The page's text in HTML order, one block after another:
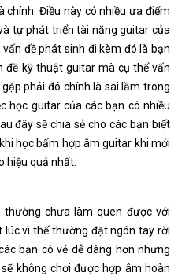
Điều này có nhiều ưa điểm
tự phát triển tài năng guitar của
đề phát sinh đi kèm đó là bạn
đề kỹ thuật guitar mà cụ thể vấn
phải đó chính là sai lầm trong
học guitar của các bạn có nhiều
đây sẽ chia sẻ cho các bạn biết
học bấm hợp âm guitar khi mới
hiệu quả nhất.
chưa làm quen được với
vì thế thường đặt ngón tay rời
bạn có vẻ dễ dàng hơn nhưng
không chơi được hợp âm hoàn